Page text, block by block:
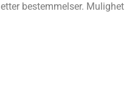
bestem­mel­ser. Mulig­het